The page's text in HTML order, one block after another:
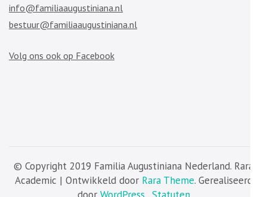
info@familiaaugustiniana.nl
bestuur@familiaaugustiniana.nl
Volg ons ook op Facebook
© Copyright 2019 Familia Augustiniana Nederland. Rara
Academic | Ontwikkeld door Rara Theme. Gerealiseerd